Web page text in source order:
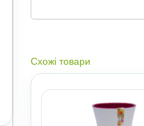
Схожі товари